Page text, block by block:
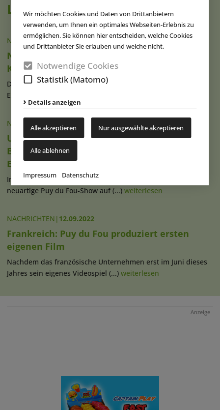
Wir möchten Cookies und Daten von Drittanbietern
verwenden, um Ihnen ein optimales Webseiten-Erlebnis zu
ermöglichen. Sie können hier entscheiden, welche Cookies
und Drittanbieter Sie erlauben und welche nicht.
Notwendige Cookies
Statistik (Matomo)
Details anzeigen
Alle akzeptieren Nur ausgewählte akzeptieren
Alle ablehnen
Impressum Datenschutz
Lesen Sie auch
NACHRICHTEN|21.04.2023
Neue Shows, Gastronomie & MICE-
Kapazitäten im Puy du Fou España
Der 2021 in Toledo eröffnete Puy du Fou-Park Puy du Fou
España konnte bereits vor seinem (...)
NACHRICHTEN
UK/FR/China: Triotech liefert
Bewegungsplattformen für Puy du Fou-
Erlebnis SAGA in Shanghai
In der chinesischen Metropole Shanghai soll mit „SAGA“ eine
neuartige Puy du Fou-Show auf (...) weiterlesen
NACHRICHTEN | 12.09.2022
Frankreich: Puy du Fou produziert ersten
eigenen Film
Nachdem das französische Unternehmen erst im Juni dieses
Jahres sein eigenes Videospiel (...) weiterlesen
Anzeige